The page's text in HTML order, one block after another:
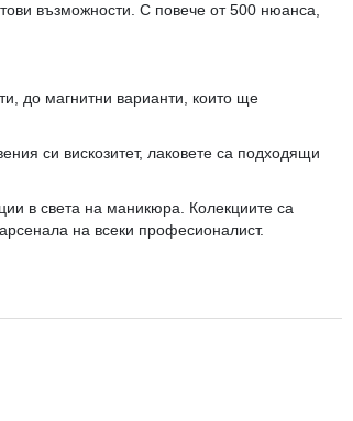
възможности. С повече от 500 нюанса,
до магнитни варианти, които ще
си вискозитет, лаковете са подходящи
в света на маникюра. Колекциите са
на всеки професионалист.